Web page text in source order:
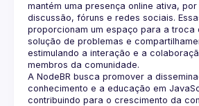
mantém uma presença online ativa,
discussão, fóruns e redes sociais.
proporcionam um espaço para a troca
solução de problemas e
estimulando a interação e a
A NodeBR busca promover a
conhecimento e a educação em
contribuindo para o crescimento da